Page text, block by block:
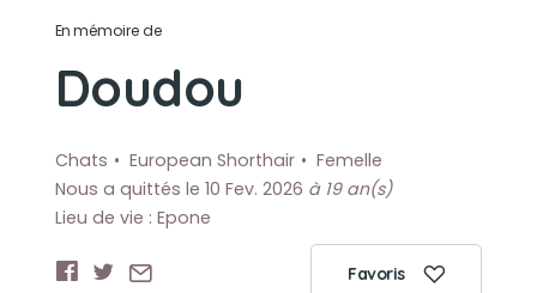
En mémoire de
Doudou
Chats European Shorthair
Femelle
Nous a quittés le 10 Fev. 2026 à 19 an(s)
Lieu de vie : Epone
Favoris